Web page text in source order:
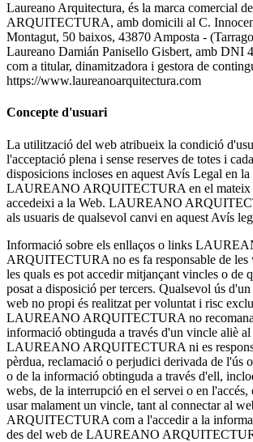
Laureano Arquitectura, és la marca comercial
ARQUITECTURA, amb domicili al C.
Montagut, 50 baixos, 43870 Amposta -
Laureano Damián Panisello Gisbert, amb DNI
com a titular, dinamitzadora i gestora de
https://www.laureanoarquitectura.com
Concepte d'usuari
La utilització del web atribueix la condició
l'acceptació plena i sense reserves de totes i
disposicions incloses en aquest Avís Legal en
LAUREANO ARQUITECTURA en el mateix
accedeixi a la Web. LAUREANO
als usuaris de qualsevol canvi en aquest Avís
Informació sobre els enllaços o links
ARQUITECTURA no es fa responsable de les
les quals es pot accedir mitjançant vincles o de
posat a disposició per tercers. Qualsevol ús
web no propi és realitzat per voluntat i risc
LAUREANO ARQUITECTURA no
informació obtinguda a través d'un vincle aliè
LAUREANO ARQUITECTURA ni es
pèrdua, reclamació o perjudici derivada de l'ús
o de la informació obtinguda a través d'ell,
webs, de la interrupció en el servei o en
usar malament un vincle, tant al connectar al
ARQUITECTURA com a l'accedir a la
des del web de LAUREANO